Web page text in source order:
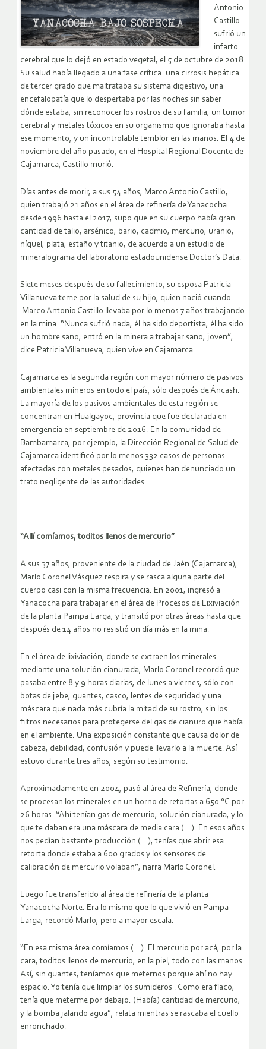
Antonio
Castillo
sufrió un
infarto
cerebral que lo dejó en estado vegetal, el 5 de octubre de 2018.
Su salud había llegado a una fase crítica: una cirrosis hepática
de tercer grado que maltrataba su sistema digestivo; una
encefalopatía que lo despertaba por las noches sin saber
dónde estaba, sin reconocer los rostros de su familia; un tumor
cerebral y metales tóxicos en su organismo que ignoraba hasta
ese momento, y un incontrolable temblor en las manos. El 4 de
noviembre del año pasado, en el Hospital Regional Docente de
Cajamarca, Castillo murió.
Días antes de morir, a sus 54 años, Marco Antonio Castillo,
quien trabajó 21 años en el área de refinería de Yanacocha
desde 1996 hasta el 2017, supo que en su cuerpo había gran
cantidad de talio, arsénico, bario, cadmio, mercurio, uranio,
níquel, plata, estaño y titanio, de acuerdo a un estudio de
mineralograma del laboratorio estadounidense Doctor’s Data.
Siete meses después de su fallecimiento, su esposa Patricia
Villanueva teme por la salud de su hijo, quien nació cuando
Marco Antonio Castillo llevaba por lo menos 7 años trabajando
en la mina. “Nunca sufrió nada, él ha sido deportista, él ha sido
un hombre sano, entró en la minera a trabajar sano, joven”,
dice Patricia Villanueva, quien vive en Cajamarca.
Cajamarca es la segunda región con mayor número de pasivos
ambientales mineros en todo el país, sólo después de Áncash.
La mayoría de los pasivos ambientales de esta región se
concentran en Hualgayoc, provincia que fue declarada en
emergencia en septiembre de 2016. En la comunidad de
Bambamarca, por ejemplo, la Dirección Regional de Salud de
Cajamarca identificó por lo menos 332 casos de personas
afectadas con metales pesados, quienes han denunciado un
trato negligente de las autoridades.
“Allí comíamos, toditos llenos de mercurio”
A sus 37 años, proveniente de la ciudad de Jaén (Cajamarca),
Marlo Coronel Vásquez respira y se rasca alguna parte del
cuerpo casi con la misma frecuencia. En 2001, ingresó a
Yanacocha para trabajar en el área de Procesos de Lixiviación
de la planta Pampa Larga, y transitó por otras áreas hasta que
después de 14 años no resistió un día más en la mina.
En el área de lixiviación, donde se extraen los minerales
mediante una solución cianurada, Marlo Coronel recordó que
pasaba entre 8 y 9 horas diarias, de lunes a viernes, sólo con
botas de jebe, guantes, casco, lentes de seguridad y una
máscara que nada más cubría la mitad de su rostro, sin los
filtros necesarios para protegerse del gas de cianuro que había
en el ambiente. Una exposición constante que causa dolor de
cabeza, debilidad, confusión y puede llevarlo a la muerte. Así
estuvo durante tres años, según su testimonio.
Aproximadamente en 2004, pasó al área de Refinería, donde
se procesan los minerales en un horno de retortas a 650 °C por
26 horas. “Ahí tenían gas de mercurio, solución cianurada, y lo
que te daban era una máscara de media cara (…). En esos años
nos pedían bastante producción (…), tenías que abrir esa
retorta donde estaba a 600 grados y los sensores de
calibración de mercurio volaban”, narra Marlo Coronel.
Luego fue transferido al área de refinería de la planta
Yanacocha Norte. Era lo mismo que lo que vivió en Pampa
Larga, recordó Marlo, pero a mayor escala.
“En esa misma área comíamos (…). El mercurio por acá, por la
cara, toditos llenos de mercurio, en la piel, todo con las manos.
Así, sin guantes, teníamos que meternos porque ahí no hay
espacio. Yo tenía que limpiar los sumideros . Como era flaco,
tenía que meterme por debajo. (Había) cantidad de mercurio,
y la bomba jalando agua”, relata mientras se rascaba el cuello
enronchado.